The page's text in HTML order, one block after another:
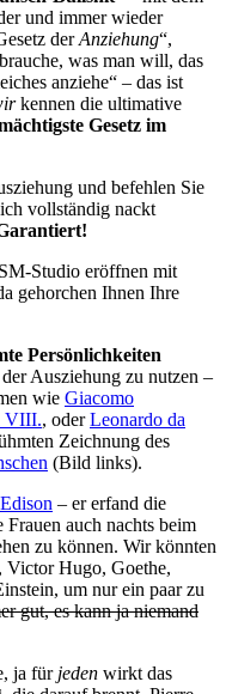
und immer wieder
derAnziehung“,
was man will, das
anziehe“ – das ist
kennen die ultimative
Gesetz im
und befehlen Sie
vollständig nackt
Studio eröffnen mit
gehorchen Ihnen Ihre
Persönlichkeiten
Ausziehung zu nutzen –
wie Giacomo
VIII., oderLeonardo da
Zeichnung des
(Bild links).
– er erfand die
auch nachts beim
zu können. Wir könnten
Victor Hugo, Goethe,
um nur ein paar zu
gut, es kann ja niemand
ja für jeden wirkt das